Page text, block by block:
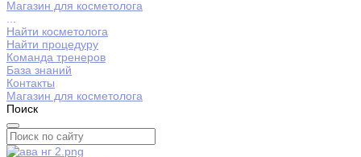
Магазин для косметолога
Найти косметолога
Найти процедуру
Команда тренеров
База знаний
Контакты
Магазин для косметолога
Поиск